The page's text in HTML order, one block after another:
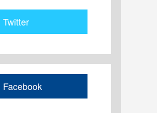
Twitter
Facebook